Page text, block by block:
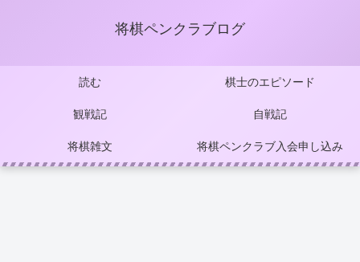
将棋ペンクラブログ
読む 棋士のエピソード
観戦記 自戦記
将棋雑文 将棋ペンクラブ入会申し込み